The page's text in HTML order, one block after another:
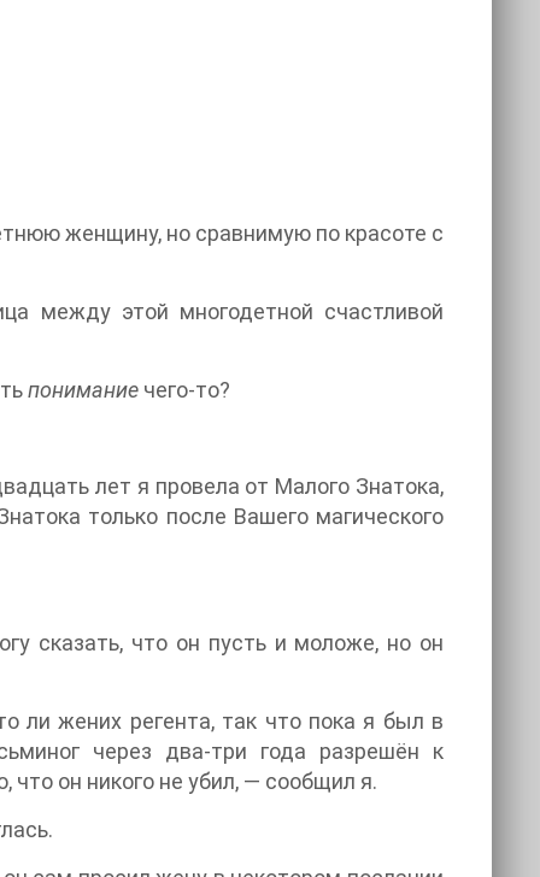
женщину, но сравнимую по красоте с
между этой многодетной счастливой
понимание чего-то?
лет я провела от Малого Знатока,
только после Вашего магического
сказать, что он пусть и моложе, но он
ли жених регента, так что пока я был в
через два-три года разрешён к
он никого не убил, — сообщил я.